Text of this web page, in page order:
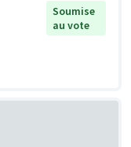
Soumise
au vote